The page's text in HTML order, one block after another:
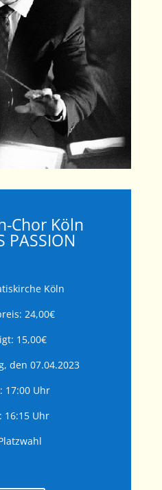
Chor Köln
PASSION
Köln
24,00€
15,00€
den 07.04.2023
17:00 Uhr
16:15 Uhr